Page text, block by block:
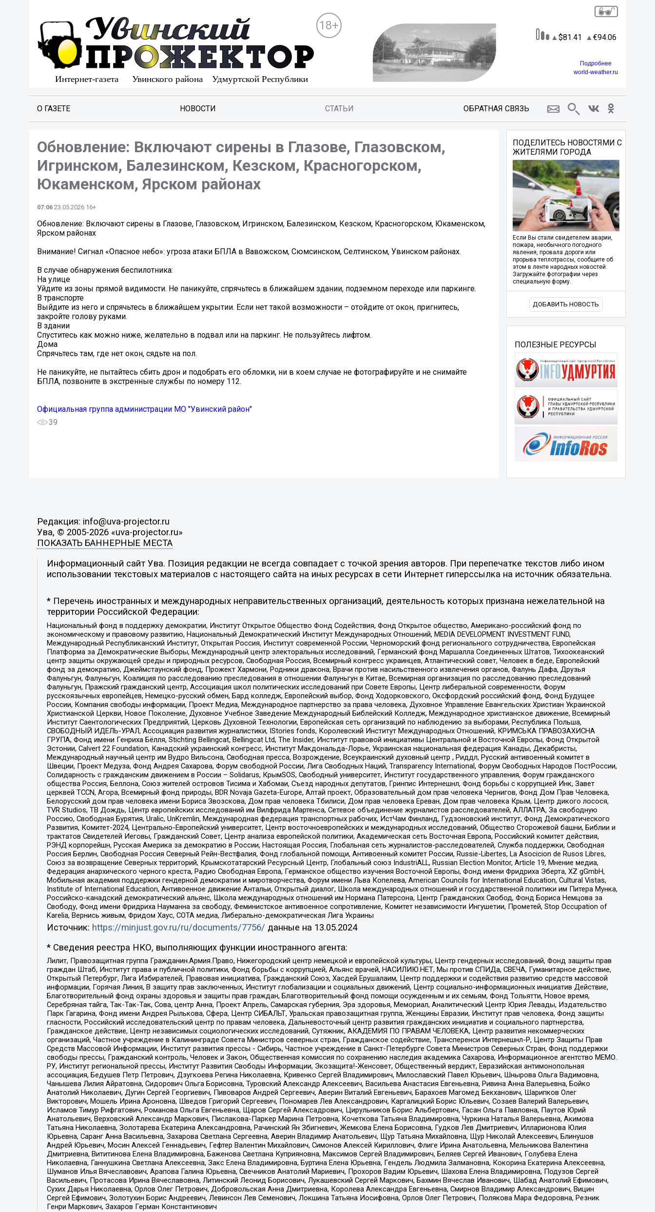
18+
81.41 94.06
Подробнее
world-weather.ru
О ГАЗЕТЕ НОВОСТИ СТАТЬИ ОБРАТНАЯ СВЯЗЬ
️Обновление: Включают сирены в Глазове, Глазовском,
Игринском, Балезинском, Кезском, Красногорском,
Юкаменском, Ярском районах
07:06 23.05.2026 16+
️Обновление: Включают сирены в Глазове, Глазовском, Игринском, Балезинском, Кезском, Красногорском, Юкаменском,
Ярском районах
Внимание! Сигнал «Опасное небо»: угроза атаки БПЛА в Вавожском, Сюмсинском, Селтинском, Увинском районах.
В случае обнаружения беспилотника:
На улице
Уйдите из зоны прямой видимости. Не паникуйте, спрячьтесь в ближайшем здании, подземном переходе или паркинге.
В транспорте
Выйдите из него и спрячьтесь в ближайшем укрытии. Если нет такой возможности – отойдите от окон, пригнитесь,
закройте голову руками.
В здании
Спуститесь как можно ниже, желательно в подвал или на паркинг. Не пользуйтесь лифтом.
Дома
Спрячьтесь там, где нет окон, сядьте на пол.
Не паникуйте, не пытайтесь сбить дрон и подобрать его обломки, ни в коем случае не фотографируйте и не снимайте
БПЛА, позвоните в экстренные службы по номеру 112.
Официальная группа администрации МО "Увинский район"
39
ПОДЕЛИТЕСЬ НОВОСТЯМИ С
ЖИТЕЛЯМИ ГОРОДА
Если Вы стали свидетелем аварии,
пожара, необычного погодного
явления, провала дороги или
прорыва теплотрассы, сообщите об
этом в ленте народных новостей.
Загружайте фотографии через
специальную форму.
ДОБАВИТЬ НОВОСТЬ
ПОЛЕЗНЫЕ РЕСУРСЫ
Редакция: info@uva-projector.ru
Ува, © 2005-2026 «uva-projector.ru»
ПОКАЗАТЬ БАННЕРНЫЕ МЕСТА
Информационный сайт Ува. Позиция редакции не всегда совпадает с точкой зрения авторов. При перепечатке текстов либо ином
использовании текстовых материалов с настоящего сайта на иных ресурсах в сети Интернет гиперссылка на источник обязательна.
* Перечень иностранных и международных неправительственных организаций, деятельность которых признана нежелательной на
территории Российской Федерации:
Национальный фонд в поддержку демократии, Институт Открытое Общество Фонд Содействия, Фонд Открытое общество, Американо-российский фонд по
экономическому и правовому развитию, Национальный Демократический Институт Международных Отношений, MEDIA DEVELOPMENT INVESTMENT FUND,
Международный Республиканский Институт, Открытая Россия, Институт современной России, Черноморский фонд регионального сотрудничества, Европейская
Платформа за Демократические Выборы, Международный центр электоральных исследований, Германский фонд Маршалла Соединенных Штатов, Тихоокеанский
центр защиты окружающей среды и природных ресурсов, Свободная Россия, Всемирный конгресс украинцев, Атлантический совет, Человек в беде, Европейский
фонд за демократию, Джеймстаунский фонд, Прожект Хармони, Родники дракона, Врачи против насильственного извлечения органов, Фалунь Дафа, Друзья
Фалуньгун, Фалуньгун, Коалиция по расследованию преследования в отношении Фалуньгун в Китае, Всемирная организация по расследованию преследований
Фалуньгун, Пражский гражданский центр, Ассоциация школ политических исследований при Совете Европы, Центр либеральной современности, Форум
русскоязычных европейцев, Немецко-русский обмен, Бард колледж, Европейский выбор, Фонд Ходорковского, Оксфордский российский фонд, Фонд Будущее
России, Компания свободы информации, Проект Медиа, Международное партнерство за права человека, Духовное Управление Евангельских Христиан Украинской
Христианской Церкви, Новое Поколение, Духовное Учебное Заведение Международный Библейский Колледж, Международное христианское движение, Всемирный
Институт Саентологических Предприятий, Церковь Духовной Технологии, Европейская сеть организаций по наблюдению за выборами, Республика Польша,
СВОБОДНЫЙ ИДЕЛЬ-УРАЛ, Ассоциация развития журналистики, IStories fonds, Королевский Институт Международных Отношений, КРИМСЬКА ПРАВОЗАХИСНА
ГРУПА, Фонд имени Генриха Бёлля, Stichting Bellingcat, Bellingcat Ltd, The Insider, Институт правовой инициативы Центральной и Восточной Европы, Фонд Открытой
Эстонии, Calvert 22 Foundation, Канадский украинский конгресс, Институт Макдональда-Лорье, Украинская национальная федерация Канады, Декабристы,
Международный научный центр им Вудро Вильсона, Свободная пресса, Возрождение, Всеукраинский духовный центр , Риддл, Русский антивоенный комитет в
Швеции, Проект Медуза, Фонд Андрея Сахарова, Форум свободной России, Лига Свободных Наций, Transparеncy International, Форум Свободных Народов ПостРоссии,
Солидарность с гражданским движением в России – Solidarus, КрымSOS, Свободный университет, Институт государственного управления, Форум гражданского
общества Россия, Беллона, Союз жителей островов Тисима и Хабомаи, Съезд народных депутатов, Гринпис Интернешнл, Фонд борьбы с коррупцией Инк, Завет
церквей TCCN, Агора, Всемирный фонд природы, BDR Novaja Gazeta-Europe, Алтай проект, Образовательный дом прав человека Чернигов, Фонд Дом Прав Человека,
Белорусский дом прав человека имени Бориса Звозскова, Дом прав человека Тбилиси, Дом прав человека Ереван, Дом прав человека Крым, Центр дикого лосося,
TVR Studios, ТВ Дождь, Центр европейских исследований им Вилфрида Мартенса, Сетевое объединение журналистов расследователей, АЛЛАТРА, За свободную
Россию, Свободная Бурятия, Uralic, UnKremlin, Международная федерация транспортных рабочих, ИстЧам Финланд, Гудзоновский институт, Фонд Демократического
Развития, Комитет-2024, Центрально-Европейский университет, Центр восточноевропейских и международных исследований, Общество Сторожевой башни, Библии и
трактатов Свидетелей Иеговы, Гражданский Совет, Центр анализа европейской политики, Академическая сеть Восточная Европа, Российский комитет действия,
РЭНД корпорейшн, Русская Америка за демократию в России, Настоящая Россия, Глобальная сеть журналистов-расследователей, Служба поддержки, Свободная
Россия Берлин, Свободная Россия Северный Рейн-Вестфалия, Фонд глобальной помощи, Антивоенный комитет России, Russie-Libertes, La Asocicion de Rusos Libres,
Союз за возвращение Северных территорий, Крымскотатарский Ресурсный Центр, Глобальный союз IndustriALL, Russian Election Monitor, Article 19, Мнение медиа,
Федерация анархического черного креста, Радио Свободная Европа, Германское общество изучения Восточной Европы, Фонд имени Фридриха Эберта, XZ gGmbH,
Мобильная академия поддержки гендерной демократии и миротворчества, Форум имени Льва Копелева, American Councils for International Education, Cultural Vistas,
Institute of International Education, Антивоенное движение Антальи, Открытый диалог, Школа международных отношений и государственной политики им Питера Мунка,
Российско-канадский демократический альянс, Школа международных отношений им Нормана Патерсона, Центр Гражданских Свобод, Фонд Бориса Немцова за
Свободу, Фонд имени Фридриха Науманна за свободу, Феминистское антивоенное сопротивление, Комитет независимости Ингушетии, Прометей, Stop Occupation of
Karelia, Вернись живым, Фридом Хаус, СОТА медиа, Либерально-демократическая Лига Украины
Источник: https://minjust.gov.ru/ru/documents/7756/ данные на 13.05.2024
* Сведения реестра НКО, выполняющих функции иностранного агента:
Лилит, Правозащитная группа Гражданин.Армия.Право, Нижегородский центр немецкой и европейской культуры, Центр гендерных исследований, Фонд защиты прав
граждан Штаб, Институт права и публичной политики, Фонд борьбы с коррупцией, Альянс врачей, НАСИЛИЮ.НЕТ, Мы против СПИДа, СВЕЧА, Гуманитарное действие,
Открытый Петербург, Лига Избирателей, Правовая инициатива, Гражданский Союз, Хасдей Ерушалаим, Центр поддержки и содействия развитию средств массовой
информации, Горячая Линия, В защиту прав заключенных, Институт глобализации и социальных движений, Центр социально-информационных инициатив Действие,
Благотворительный фонд охраны здоровья и защиты прав граждан, Благотворительный фонд помощи осужденным и их семьям, Фонд Тольятти, Новое время,
Серебряная тайга, Так-Так-Так, Сова, центр Анна, Проект Апрель, Самарская губерния, Эра здоровья, Мемориал, Аналитический Центр Юрия Левады, Издательство
Парк Гагарина, Фонд имени Андрея Рылькова, Сфера, Центр СИБАЛЬТ, Уральская правозащитная группа, Женщины Евразии, Институт прав человека, Фонд защиты
гласности, Российский исследовательский центр по правам человека, Дальневосточный центр развития гражданских инициатив и социального партнерства,
Гражданское действие, Центр независимых социологических исследований, Сутяжник, АКАДЕМИЯ ПО ПРАВАМ ЧЕЛОВЕКА, Центр развития некоммерческих
организаций, Частное учреждение в Калининграде Совета Министров северных стран, Гражданское содействие, Трансперенси Интернешнл-Р, Центр Защиты Прав
Средств Массовой Информации, Институт развития прессы - Сибирь, Частное учреждение в Санкт-Петербурге Совета Министров Северных Стран, Фонд поддержки
свободы прессы, Гражданский контроль, Человек и Закон, Общественная комиссия по сохранению наследия академика Сахарова, Информационное агентство МЕМО.
РУ, Институт региональной прессы, Институт Развития Свободы Информации, Экозащита!-Женсовет, Общественный вердикт, Евразийская антимонопольная
ассоциация, Бедушев Петр Петрович, Дзугкоева Регина Николаевна, Кривенко Сергей Владимирович, Милославский Павел Юрьевич, Шнырова Ольга Вадимовна,
Чанышева Лилия Айратовна, Сидорович Ольга Борисовна, Туровский Александр Алексеевич, Васильева Анастасия Евгеньевна, Ривина Анна Валерьевна, Бойко
Анатолий Николаевич, Дугин Сергей Георгиевич, Пивоваров Андрей Сергеевич, Аверин Виталий Евгеньевич, Барахоев Магомед Бекханович, Шарипков Олег
Викторович, Мошель Ирина Ароновна, Шведов Григорий Сергеевич, Пономарев Лев Александрович, Каргалицкий Борис Юльевич, Созаев Валерий Валерьевич,
Исламов Тимур Рифгатович, Романова Ольга Евгеньевна, Щаров Сергей Алексадрович, Цирульников Борис Альбертович, Гасан Ольга Павловна, Паутов Юрий
Анатольевич, Верховский Александр Маркович, Пислакова-Паркер Марина Петровна, Кочеткова Татьяна Владимировна, Чуркина Наталья Валерьевна, Акимова
Татьяна Николаевна, Золотарева Екатерина Александровна, Рачинский Ян Збигневич, Жемкова Елена Борисовна, Гудков Лев Дмитриевич, Илларионова Юлия
Юрьевна, Саранг Анна Васильевна, Захарова Светлана Сергеевна, Аверин Владимир Анатольевич, Щур Татьяна Михайловна, Щур Николай Алексеевич, Блинушов
Андрей Юрьевич, Мосин Алексей Геннадьевич, Гефтер Валентин Михайлович, Симонов Алексей Кириллович, Флиге Ирина Анатольевна, Мельникова Валентина
Дмитриевна, Вититинова Елена Владимировна, Баженова Светлана Куприяновна, Максимов Сергей Владимирович, Беляев Сергей Иванович, Голубева Елена
Николаевна, Ганнушкина Светлана Алексеевна, Закс Елена Владимировна, Буртина Елена Юрьевна, Гендель Людмила Залмановна, Кокорина Екатерина Алексеевна,
Шуманов Илья Вячеславович, Арапова Галина Юрьевна, Свечников Анатолий Мариевич, Прохоров Вадим Юрьевич, Шахова Елена Владимировна, Подузов Сергей
Васильевич, Протасова Ирина Вячеславовна, Литинский Леонид Борисович, Лукашевский Сергей Маркович, Бахмин Вячеслав Иванович, Шабад Анатолий Ефимович,
Сухих Дарья Николаевна, Орлов Олег Петрович, Добровольская Анна Дмитриевна, Королева Александра Евгеньевна, Смирнов Владимир Александрович, Вицин
Сергей Ефимович, Золотухин Борис Андреевич, Левинсон Лев Семенович, Локшина Татьяна Иосифовна, Орлов Олег Петрович, Полякова Мара Федоровна, Резник
Генри Маркович, Захаров Герман Константинович